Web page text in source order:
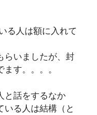
る人は額に入れて
らいましたが、封
す。。。。
と話をするなか
いる人は結構（と